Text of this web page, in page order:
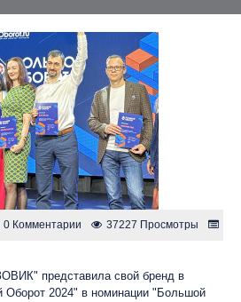
0 Комментарии 37227 Просмотры
представила свой бренд в
2024" в номинации "Большой